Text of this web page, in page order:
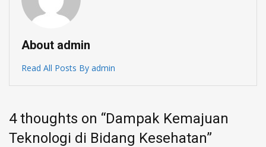
About admin
Read All Posts By admin
4 thoughts on “Dampak Kemajuan
Teknologi di Bidang Kesehatan”